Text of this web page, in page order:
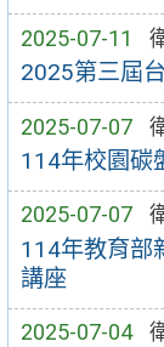
2025-07-11
2025第三屆
2025-07-07
114年校園碳
2025-07-07
114年教育部
講座
2025-07-04